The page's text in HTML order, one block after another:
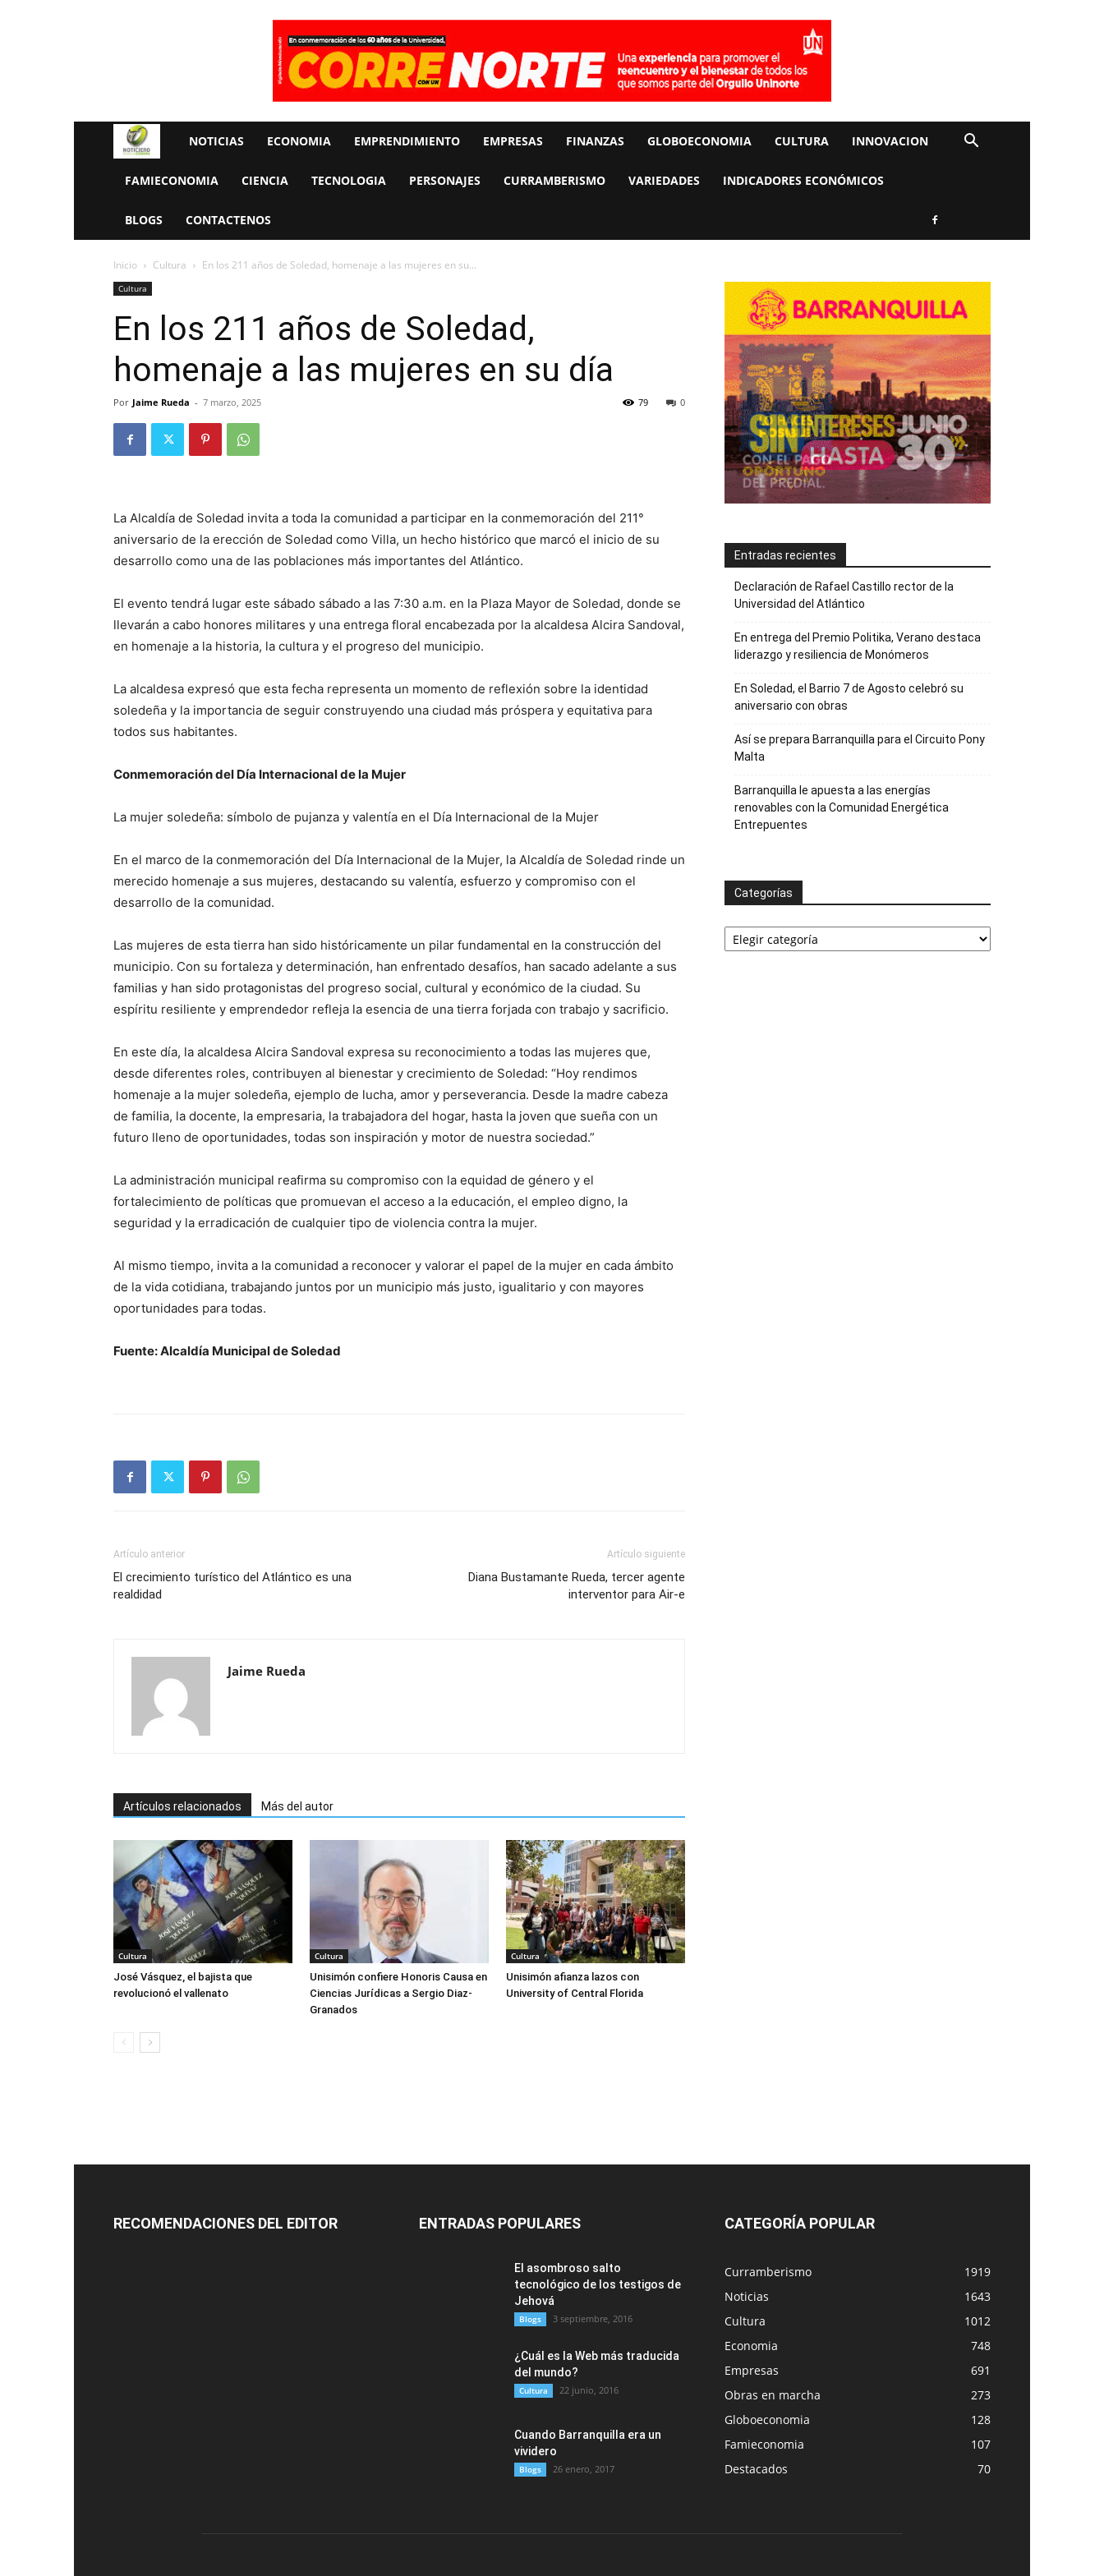
Rueda
La
Economia
NOTICIAS ECONOMIA EMPRENDIMIENTO EMPRESAS FINANZAS GLOBOECONOMIA CULTURA INNOVACION
FAMIECONOMIA CIENCIA TECNOLOGIA PERSONAJES CURRAMBERISMO VARIEDADES INDICADORES ECONÓMICOS
BLOGS CONTACTENOS
Inicio Cultura En los 211 años de Soledad, homenaje a las mujeres en su...
Cultura
En los 211 años de Soledad,
homenaje a las mujeres en su día
Por Jaime Rueda - 7 marzo, 2025 0
79
La Alcaldía de Soledad invita a toda la comunidad a participar en la conmemoración del 211°
aniversario de la erección de Soledad como Villa, un hecho histórico que marcó el inicio de su
desarrollo como una de las poblaciones más importantes del Atlántico.
El evento tendrá lugar este sábado sábado a las 7:30 a.m. en la Plaza Mayor de Soledad, donde se
llevarán a cabo honores militares y una entrega floral encabezada por la alcaldesa Alcira Sandoval,
en homenaje a la historia, la cultura y el progreso del municipio.
La alcaldesa expresó que esta fecha representa un momento de reflexión sobre la identidad
soledeña y la importancia de seguir construyendo una ciudad más próspera y equitativa para
todos sus habitantes.
Conmemoración del Día Internacional de la Mujer
La mujer soledeña: símbolo de pujanza y valentía en el Día Internacional de la Mujer
En el marco de la conmemoración del Día Internacional de la Mujer, la Alcaldía de Soledad rinde un
merecido homenaje a sus mujeres, destacando su valentía, esfuerzo y compromiso con el
desarrollo de la comunidad.
Las mujeres de esta tierra han sido históricamente un pilar fundamental en la construcción del
municipio. Con su fortaleza y determinación, han enfrentado desafíos, han sacado adelante a sus
familias y han sido protagonistas del progreso social, cultural y económico de la ciudad. Su
espíritu resiliente y emprendedor refleja la esencia de una tierra forjada con trabajo y sacrificio.
En este día, la alcaldesa Alcira Sandoval expresa su reconocimiento a todas las mujeres que,
desde diferentes roles, contribuyen al bienestar y crecimiento de Soledad: “Hoy rendimos
homenaje a la mujer soledeña, ejemplo de lucha, amor y perseverancia. Desde la madre cabeza
de familia, la docente, la empresaria, la trabajadora del hogar, hasta la joven que sueña con un
futuro lleno de oportunidades, todas son inspiración y motor de nuestra sociedad.”
La administración municipal reafirma su compromiso con la equidad de género y el
fortalecimiento de políticas que promuevan el acceso a la educación, el empleo digno, la
seguridad y la erradicación de cualquier tipo de violencia contra la mujer.
Al mismo tiempo, invita a la comunidad a reconocer y valorar el papel de la mujer en cada ámbito
de la vida cotidiana, trabajando juntos por un municipio más justo, igualitario y con mayores
oportunidades para todas.
Fuente: Alcaldía Municipal de Soledad
Artículo anterior
El crecimiento turístico del Atlántico es una
realdidad
Artículo siguiente
Diana Bustamante Rueda, tercer agente
interventor para Air-e
Jaime Rueda
Artículos relacionados Más del autor
Cultura
José Vásquez, el bajista que
revolucionó el vallenato
Cultura
Unisimón confiere Honoris Causa en
Ciencias Jurídicas a Sergio Diaz-
Granados
Cultura
Unisimón afianza lazos con
University of Central Florida
Entradas recientes
Declaración de Rafael Castillo rector de la
Universidad del Atlántico
En entrega del Premio Politika, Verano destaca
liderazgo y resiliencia de Monómeros
En Soledad, el Barrio 7 de Agosto celebró su
aniversario con obras
Así se prepara Barranquilla para el Circuito Pony
Malta
Barranquilla le apuesta a las energías
renovables con la Comunidad Energética
Entrepuentes
Categorías
Categorías
RECOMENDACIONES DEL EDITOR ENTRADAS POPULARES
El asombroso salto
tecnológico de los testigos de
Jehová
Blogs 3 septiembre, 2016
¿Cuál es la Web más traducida
del mundo?
Cultura 22 junio, 2016
Cuando Barranquilla era un
vividero
Blogs 26 enero, 2017
CATEGORÍA POPULAR
Curramberismo
1919
Noticias
1643
Cultura
1012
Economia
748
Empresas
691
Obras en marcha
273
Globoeconomia
128
Famieconomia
107
Destacados
70